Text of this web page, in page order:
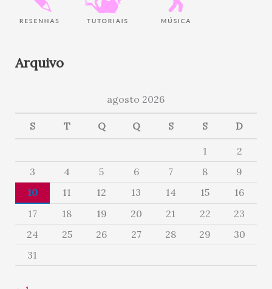
Arquivo
agosto 2026
S T Q Q S S D
1
2
3
4 5 6 7 8
9
10
11 12 13 14 15
16
17
18 19 20 21 22
23
24
25 26 27 28 29
30
31